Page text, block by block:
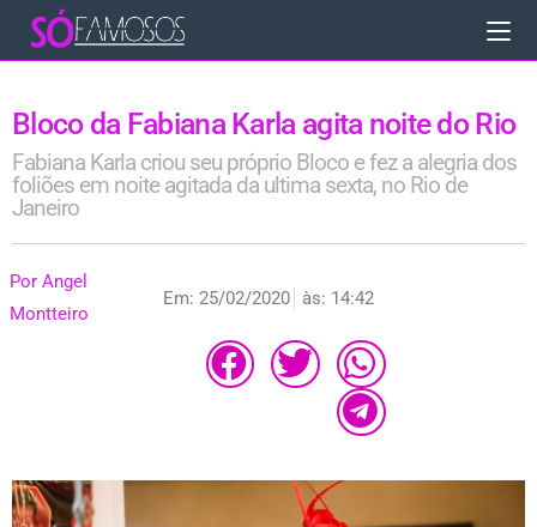
Bloco da Fabiana Karla agita noite do Rio
Fabiana Karla criou seu próprio Bloco e fez a alegria dos
foliões em noite agitada da ultima sexta, no Rio de
Janeiro
Por Angel
Montteiro
Em: 25/02/2020 às: 14:42